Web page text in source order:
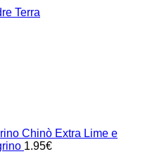
Terra
Chinò Extra Lime e
1.95€